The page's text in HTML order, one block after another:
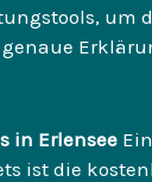
um
in Erlensee
ist die